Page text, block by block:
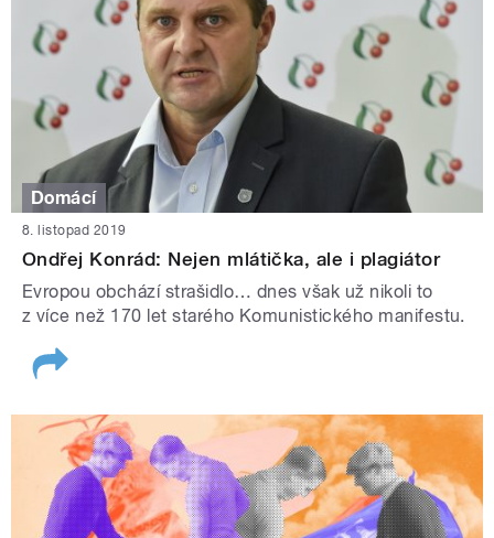
Domácí
8. listopad 2019
Ondřej Konrád: Nejen mlátička, ale i plagiátor
Evropou obchází strašidlo… dnes však už nikoli to
z více než 170 let starého Komunistického manifestu.